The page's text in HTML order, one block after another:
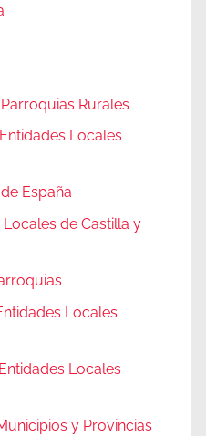
Rurales
Locales
España
de Castilla y
Locales
Locales
y Provincias